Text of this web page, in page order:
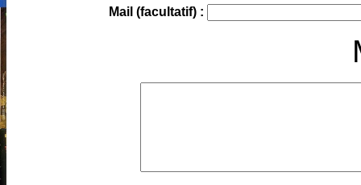
Mail (facultatif) :